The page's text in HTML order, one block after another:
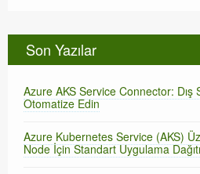
Son Yazılar
Azure AKS Service Connector: Dış
Otomatize Edin
Azure Kubernetes Service (AKS)
Node İçin Standart Uygulama